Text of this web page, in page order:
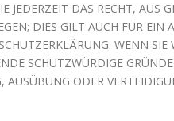
DAS RECHT, AUS
DIES GILT AUCH FÜR
WENN
SCHUTZWÜRDIGE
ODER